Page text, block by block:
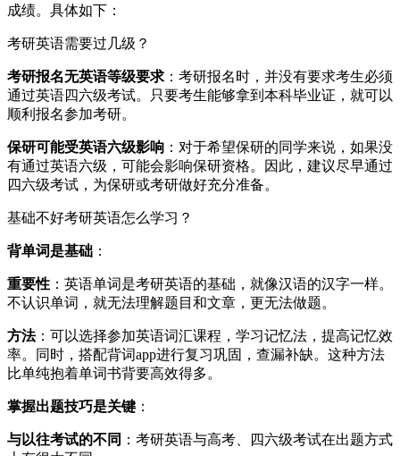
成绩。具体如下：
考研英语需要过几级？
考研报名无英语等级要求 ：考研报名时，并没有要求考生必须
通过英语四六级考试。只要考生能够拿到本科毕业证，就可以
顺利报名参加考研。
保研可能受英语六级影响 ：对于希望保研的同学来说，如果没
有通过英语六级，可能会影响保研资格。因此，建议尽早通过
四六级考试，为保研或考研做好充分准备。
基础不好考研英语怎么学习？
背单词是基础 ：
重要性 ：英语单词是考研英语的基础，就像汉语的汉字一样。
不认识单词，就无法理解题目和文章，更无法做题。
方法：可以选择参加英语词汇课程，学习记忆法，提高记忆效
率。同时，搭配背词app进行复习巩固，查漏补缺。这种方法
比单纯抱着单词书背要高效得多。
掌握出题技巧是关键 ：
与以往考试的不同 ：考研英语与高考、四六级考试在出题方式